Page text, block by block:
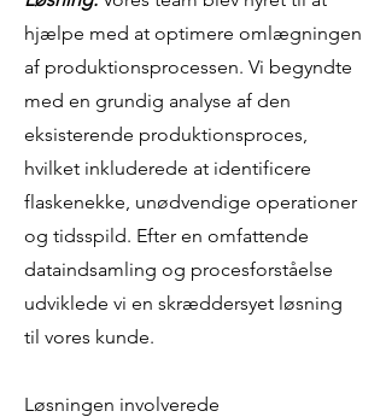
hjælpe med at optimere omlægningen
af produktionsprocessen. Vi begyndte
med en grundig analyse af den
eksisterende produktionsproces,
hvilket inkluderede at identificere
flaskenekke, unødvendige operationer
og tidsspild. Efter en omfattende
dataindsamling og procesforståelse
udviklede vi en skræddersyet løsning
til vores kunde.
Løsningen involverede